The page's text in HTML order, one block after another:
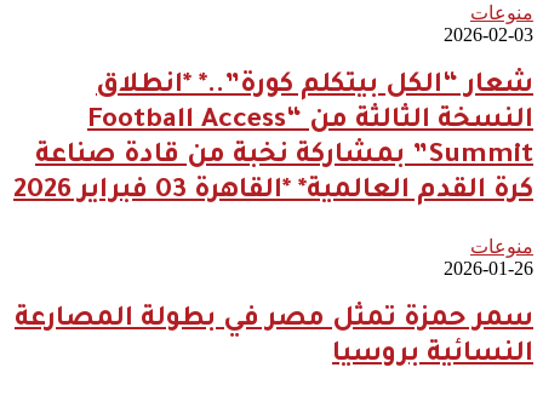
منوعات
2026-02-03
شعار “الكل بيتكلم كورة”..* *انطلاق
النسخة الثالثة من “Football Access
Summit” بمشاركة نخبة من قادة صناعة
كرة القدم العالمية* *القاهرة 03 فبراير 2026
منوعات
2026-01-26
سمر حمزة تمثل مصر في بطولة المصارعة
النسائية بروسيا